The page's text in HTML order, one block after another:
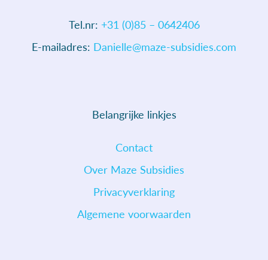
Tel.nr: +31 (0)85 – 0642406
E-mailadres: Danielle@maze-subsidies.com
Belangrijke linkjes
Contact
Over Maze Subsidies
Privacyverklaring
Algemene voorwaarden